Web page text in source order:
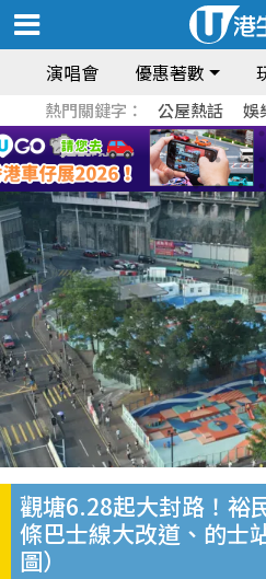
演唱會 優惠著數
熱門關鍵字： 公屋熱話 娛
觀塘6.28起大封路！裕
條巴士線大改道、的士
圖）